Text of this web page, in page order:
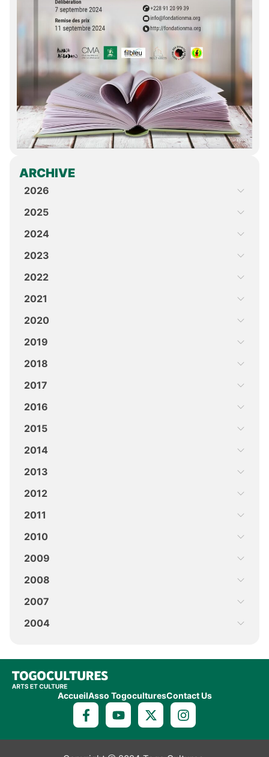
ARCHIVE
2026
2025
2024
2023
2022
2021
2020
2019
2018
2017
2016
2015
2014
2013
2012
2011
2010
2009
2008
2007
2004
AccueilAsso TogoculturesContact Us